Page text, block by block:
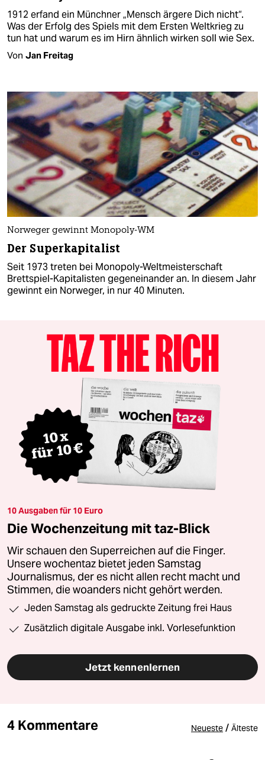
1912 erfand ein Münchner „Mensch ärgere Dich nicht“.
Was der Erfolg des Spiels mit dem Ersten Weltkrieg zu
tun hat und warum es im Hirn ähnlich wirken soll wie Sex.
Von Jan Freitag
Norweger gewinnt Monopoly-WM
Der Superkapitalist
Seit 1973 treten bei Monopoly-Weltmeisterschaft
Brettspiel-Kapitalisten gegeneinander an. In diesem Jahr
gewinnt ein Norweger, in nur 40 Minuten.
10 Ausgaben für 10 Euro
Die Wochenzeitung mit taz-Blick
Wir schauen den Superreichen auf die Finger.
Unsere wochentaz bietet jeden Samstag
Journalismus, der es nicht allen recht macht und
Stimmen, die woanders nicht gehört werden.
Jeden Samstag als gedruckte Zeitung frei Haus
Zusätzlich digitale Ausgabe inkl. Vorlesefunktion
Jetzt kennenlernen
4 Kommentare Neueste / Älteste